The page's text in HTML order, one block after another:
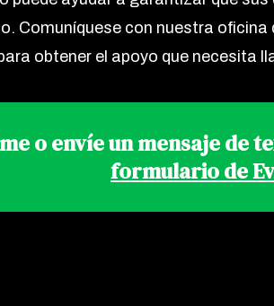
Comuníquese con nuestra
obtener el apoyo que necesita
o envíe un mensaje de
formulario de